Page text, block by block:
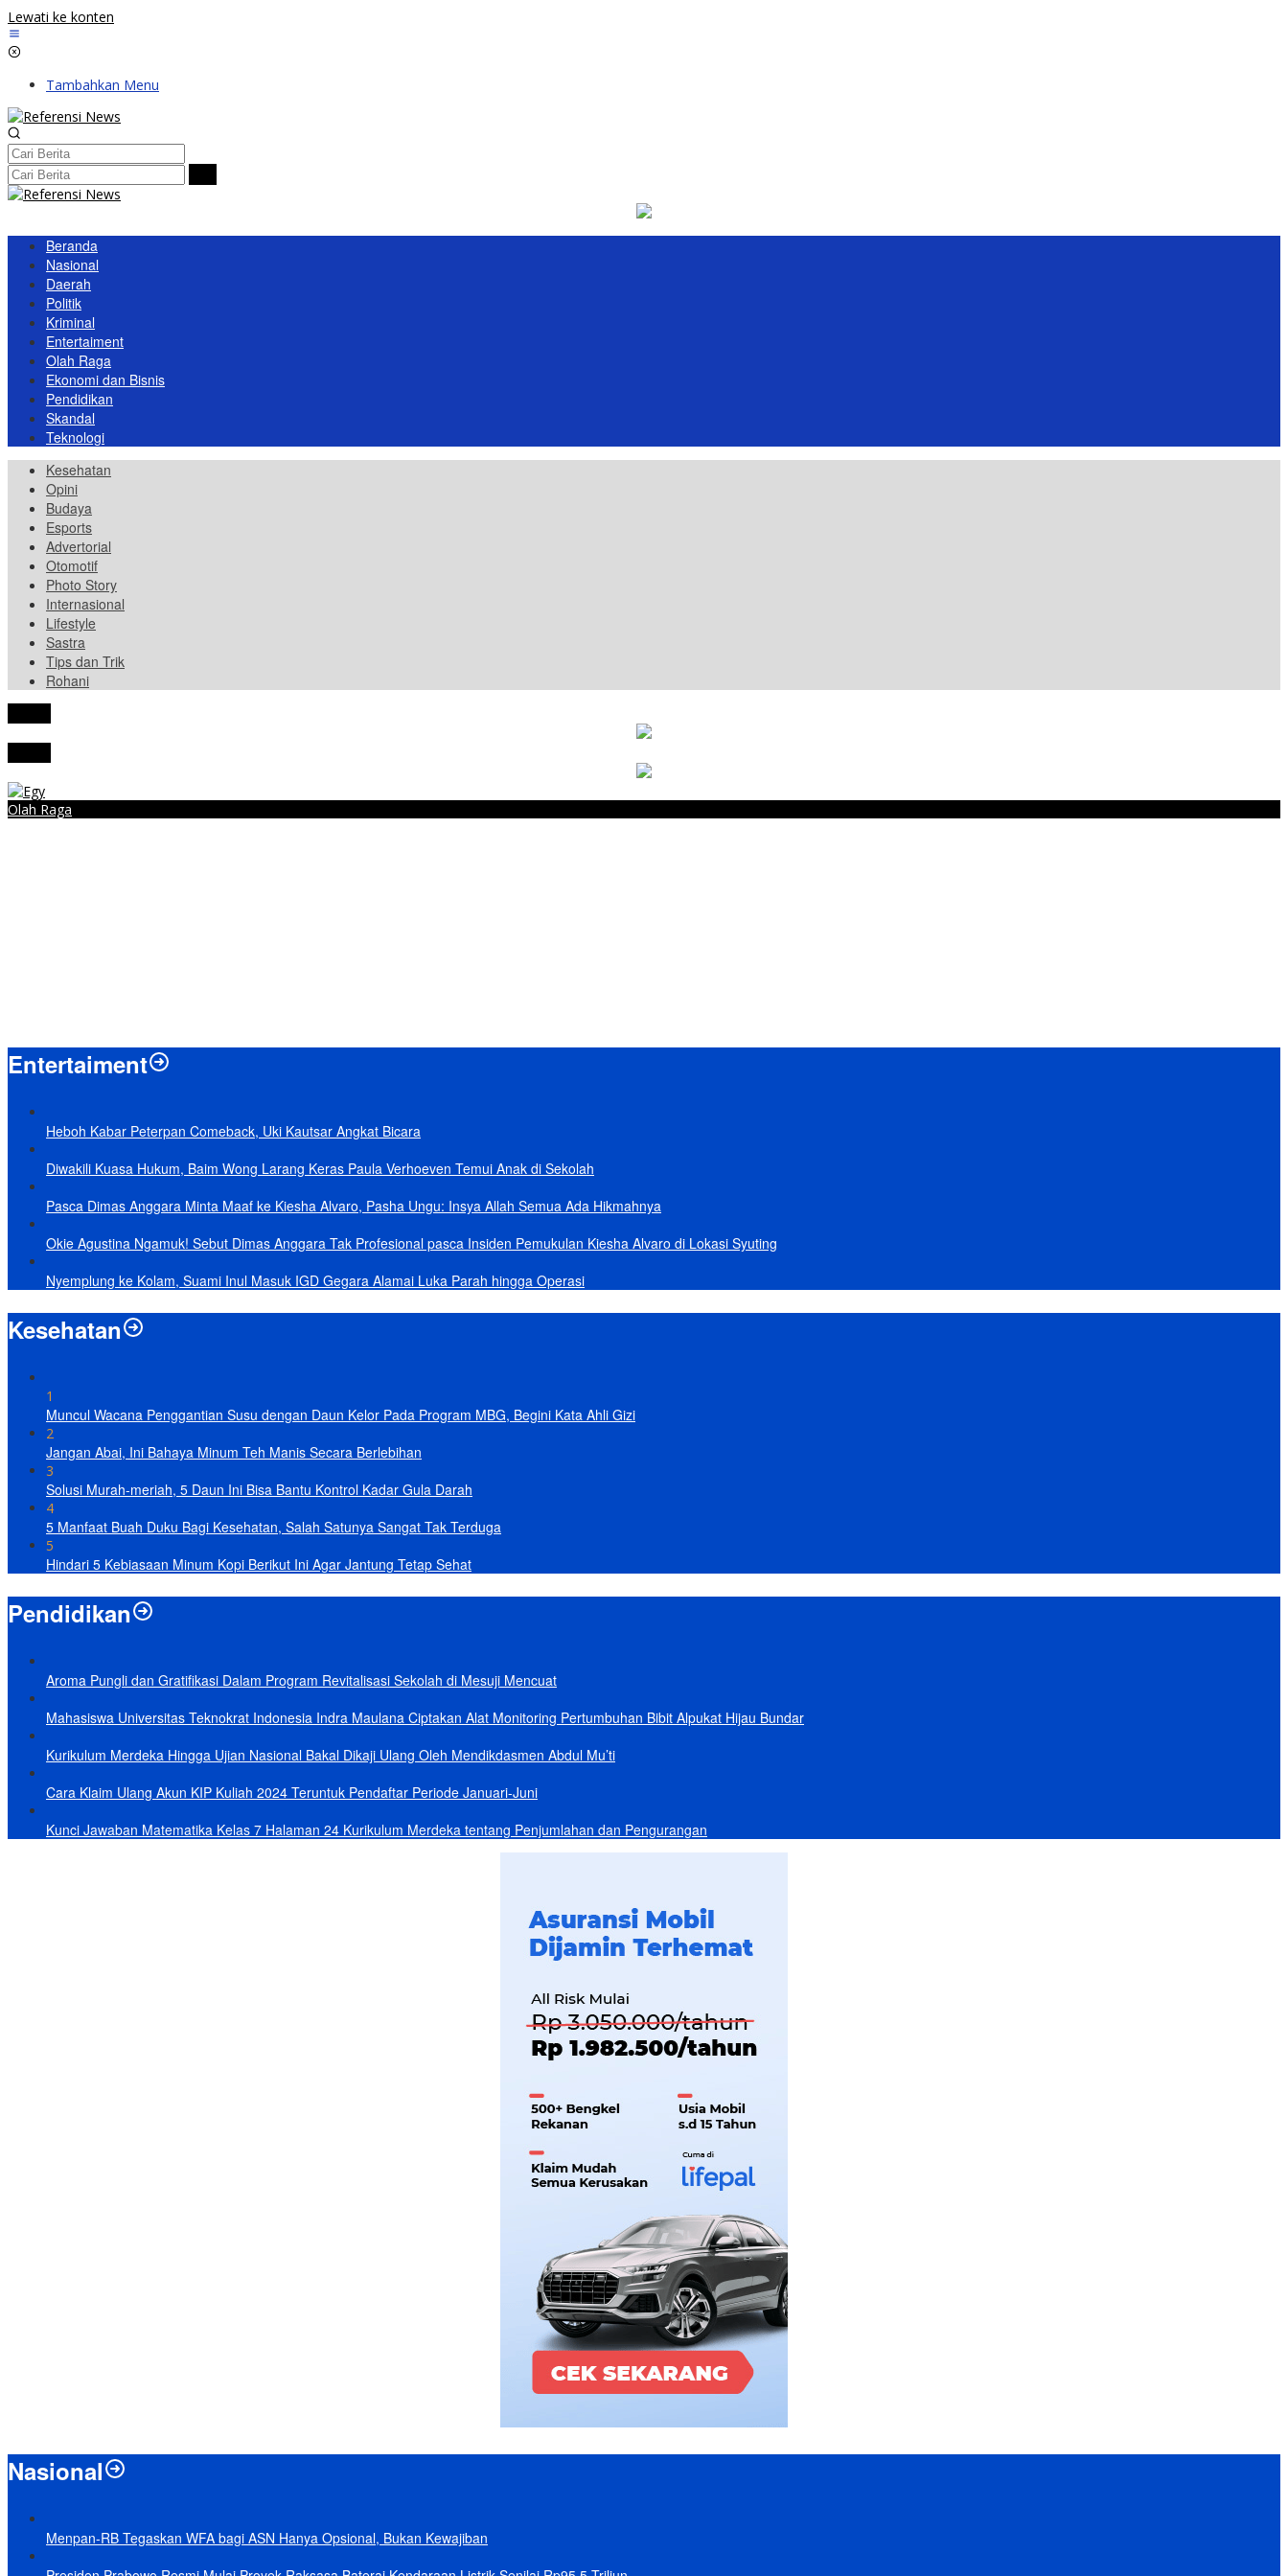
Lewati ke konten
Tambahkan Menu
Beranda
Nasional
Daerah
Politik
Kriminal
Entertaiment
Olah Raga
Ekonomi dan Bisnis
Pendidikan
Skandal
Teknologi
Kesehatan
Opini
Budaya
Esports
Advertorial
Otomotif
Photo Story
Internasional
Lifestyle
Sastra
Tips dan Trik
Rohani
Olah Raga
Entertaiment
Heboh Kabar Peterpan Comeback, Uki Kautsar Angkat Bicara
Diwakili Kuasa Hukum, Baim Wong Larang Keras Paula Verhoeven Temui Anak di Sekolah
Pasca Dimas Anggara Minta Maaf ke Kiesha Alvaro, Pasha Ungu: Insya Allah Semua Ada Hikmahnya
Okie Agustina Ngamuk! Sebut Dimas Anggara Tak Profesional pasca Insiden Pemukulan Kiesha Alvaro di Lokasi Syuting
Nyemplung ke Kolam, Suami Inul Masuk IGD Gegara Alamai Luka Parah hingga Operasi
Kesehatan
1
Muncul Wacana Penggantian Susu dengan Daun Kelor Pada Program MBG, Begini Kata Ahli Gizi
2
Jangan Abai, Ini Bahaya Minum Teh Manis Secara Berlebihan
3
Solusi Murah-meriah, 5 Daun Ini Bisa Bantu Kontrol Kadar Gula Darah
4
5 Manfaat Buah Duku Bagi Kesehatan, Salah Satunya Sangat Tak Terduga
5
Hindari 5 Kebiasaan Minum Kopi Berikut Ini Agar Jantung Tetap Sehat
Pendidikan
Aroma Pungli dan Gratifikasi Dalam Program Revitalisasi Sekolah di Mesuji Mencuat
Mahasiswa Universitas Teknokrat Indonesia Indra Maulana Ciptakan Alat Monitoring Pertumbuhan Bibit Alpukat Hijau Bundar
Kurikulum Merdeka Hingga Ujian Nasional Bakal Dikaji Ulang Oleh Mendikdasmen Abdul Mu’ti
Cara Klaim Ulang Akun KIP Kuliah 2024 Teruntuk Pendaftar Periode Januari-Juni
Kunci Jawaban Matematika Kelas 7 Halaman 24 Kurikulum Merdeka tentang Penjumlahan dan Pengurangan
Nasional
Menpan-RB Tegaskan WFA bagi ASN Hanya Opsional, Bukan Kewajiban